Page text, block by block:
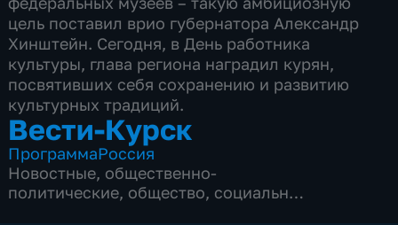
цель поставил врио губернатора Александр
Хинштейн. Сегодня, в День работника
культуры, глава региона наградил курян,
посвятивших себя сохранению и развитию
культурных традиций.
Вести-Курск
ПрограммаРоссия
Новостные, общественно-
политические, общество, социально-